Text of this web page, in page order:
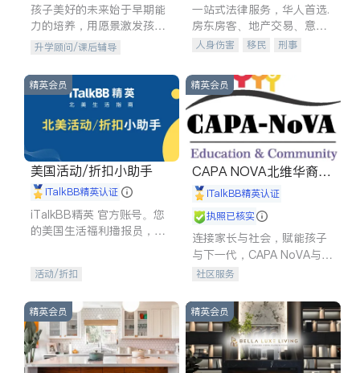
孩子美好的未来始于早期能
力的培养，用愿景激发孩子
的学习潜力和动力。理念：
拥有成长型心态是成功的基
石。
升学顾问/课后辅导
一站式法律服务，华人首选.
房东房客、地产交易、意外
伤害、车祸重伤、商业诉
建筑合同、刑事案件全包办
人身伤害 移民
刑事
信托/遗嘱
商业
索赔
律师-其它 保释
精英会员
美国活动/折扣小助手
iTalkBB精英认证
iTalkBB精英 官方账号。您
的美国生活福利播报员，精
专属福利。
活动/折扣
精英会员
CAPA NOVA北维华裔家
长会iTalkBB精英认证
执照已核实
连接家长与社会，赋能孩子
与下一代，CAPA NoVA与您
携手建设包容、公平、充满
社区服务
精英会员 精英会员